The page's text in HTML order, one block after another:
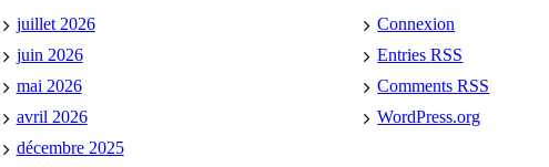
juillet 2026
juin 2026
mai 2026
avril 2026
décembre 2025
Connexion
EntriesRSS
CommentsRSS
WordPress.org